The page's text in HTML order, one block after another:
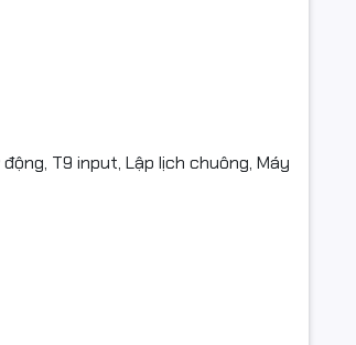
T9 input, Lập lịch chuông, Máy
nhà máy, cửa hàng, công ty.